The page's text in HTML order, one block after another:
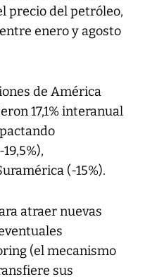
precio del petróleo,
enero y agosto
de América
17,1% interanual
(-15%).
atraer nuevas
(el mecanismo
sus